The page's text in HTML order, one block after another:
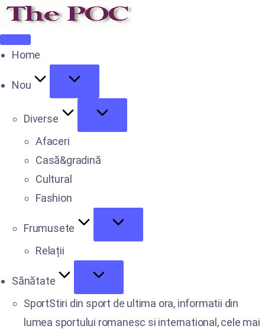
Home
Nou
Diverse
Afaceri
Casă&gradină
Cultural
Fashion
Frumusete
Relații
Sănătate
SportStiri din sport de ultima ora, informatii din
lumea sportului romanesc si international, cele mai